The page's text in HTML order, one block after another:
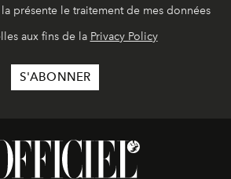
présente le traitement de mes données
aux fins de la Privacy Policy